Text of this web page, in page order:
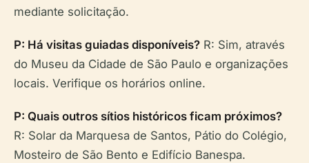
mediante solicitação.
P: Há visitas guiadas disponíveis? R: Sim, através
do Museu da Cidade de São Paulo e organizações
locais. Verifique os horários online.
P: Quais outros sítios históricos ficam próximos?
R: Solar da Marquesa de Santos, Pátio do Colégio,
Mosteiro de São Bento e Edifício Banespa.